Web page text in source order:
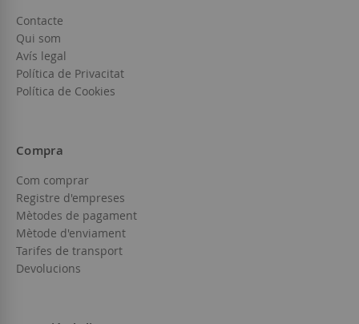
Contacte
Qui som
Avís legal
Política de Privacitat
Política de Cookies
Compra
Com comprar
Registre d'empreses
Mètodes de pagament
Mètode d'enviament
Tarifes de transport
Devolucions